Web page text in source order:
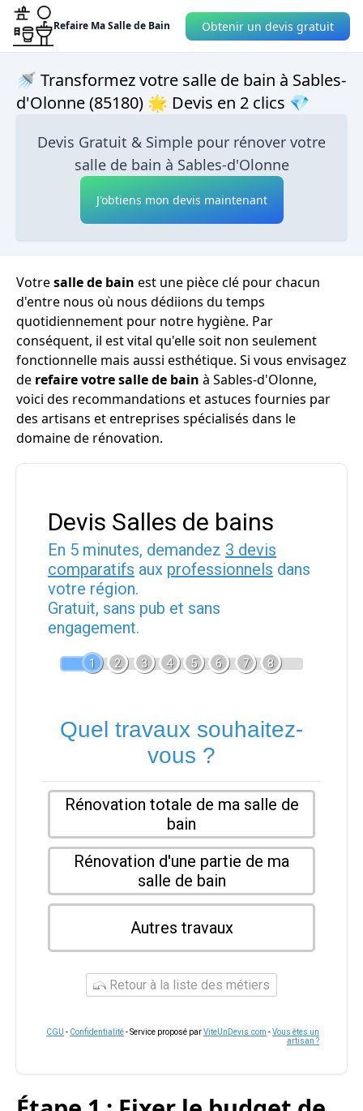
Refaire Ma Salle de Bain Obtenir un devis gratuit
🚿 Transformez votre salle de bain à Sables-
d'Olonne (85180) 🌟 Devis en 2 clics 💎
Devis Gratuit & Simple pour rénover votre
salle de bain à Sables-d'Olonne
J'obtiens mon devis maintenant
Votresalle de bain est une pièce clé pour chacun
d'entre nous où nous dédiions du temps
quotidiennement pour notre hygiène. Par
conséquent, il est vital qu'elle soit non seulement
fonctionnelle mais aussi esthétique. Si vous envisagez
de refaire votre salle de bain à Sables-d'Olonne,
voici des recommandations et astuces fournies par
des artisans et entreprises spécialisés dans le
domaine de rénovation.
Devis Salles de bains
En 5 minutes, demandez 3 devis
comparatifs aux professionnels dans
votre région.
Gratuit, sans pub et sans
engagement.
1 2 3 4 5 6 7 8
Quel travaux souhaitez-
vous ?
Rénovation totale de ma salle de
bain
Rénovation d'une partie de ma
salle de bain
Autres travaux
Retour à la liste des métiers
CGU - Confidentialité- Service proposé parViteUnDevis.com -Vous êtes un
artisan ?